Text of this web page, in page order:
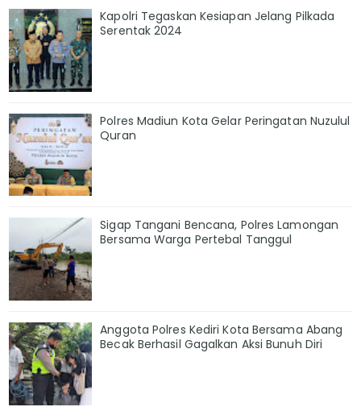
Kapolri Tegaskan Kesiapan Jelang Pilkada
Serentak 2024
Polres Madiun Kota Gelar Peringatan Nuzulul
Quran
Sigap Tangani Bencana, Polres Lamongan
Bersama Warga Pertebal Tanggul
Anggota Polres Kediri Kota Bersama Abang
Becak Berhasil Gagalkan Aksi Bunuh Diri